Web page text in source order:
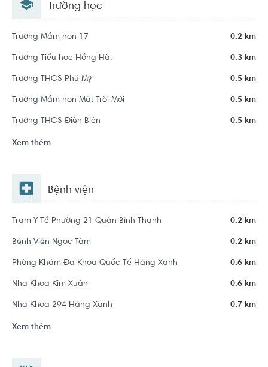
Trường học
Trường Mầm non 17 0.2 km
Trường Tiểu học Hồng Hà. 0.3 km
Trường THCS Phú Mỹ 0.5 km
Trường Mầm non Mặt Trời Mới 0.5 km
Trường THCS Điện Biên 0.5 km
Xem thêm
Bệnh viện
Trạm Y Tế Phường 21 Quận Bình Thạnh 0.2 km
Bệnh Viện Ngọc Tâm 0.2 km
Phòng Khám Đa Khoa Quốc Tế Hàng Xanh 0.6 km
Nha Khoa Kim Xuân 0.6 km
Nha Khoa 294 Hàng Xanh 0.7 km
Xem thêm